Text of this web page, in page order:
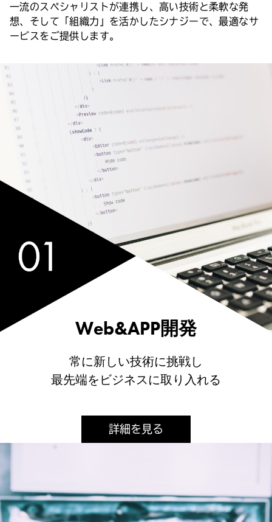
一流のスペシャリストが連携し、高い技術と柔軟な発
想、 そして「組織力」を活かしたシナジーで、最適なサ
ービスをご提供します。
Web&APP開発
常に新しい技術に挑戦し
最先端をビジネスに取り入れる
詳細を見る